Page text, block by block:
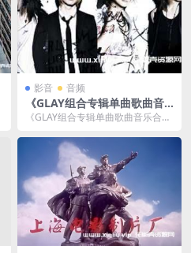
影音 音频
《GLAY组合专辑单曲歌曲音
乐合集》[FLAC/39.81GB]百
《GLAY组合专辑单曲歌曲音乐合
9.81GB。...